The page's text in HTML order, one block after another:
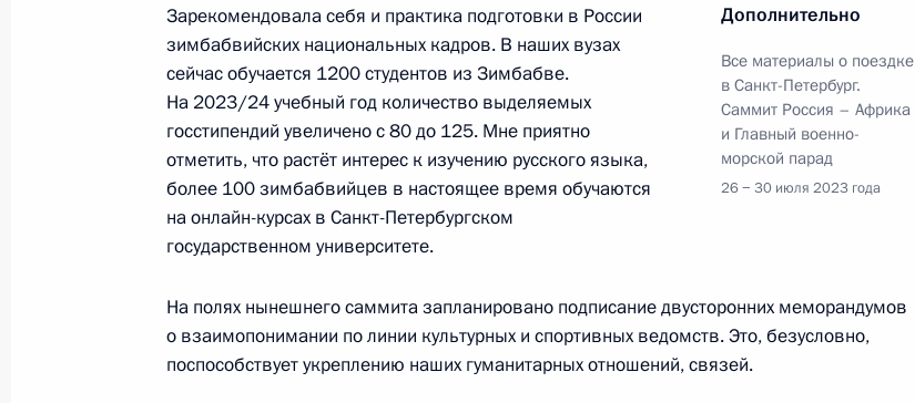
27 июля 2023 года, четверг
Встреча с Президентом Уганды Йовери Кагутой Мусевени
27 июля 2023 года, 19:40 Санкт-Петербург
6
Встреча с Президентом Зимбабве Эммерсоном Дамбудзо
27 июля 2023 года, 19:00 Санкт-Петербург
Дополнительно
Все материалы о поездке
в Санкт-Петербург.
Саммит Россия – Африка
и Главный военно-
морской парад
26 − 30 июля 2023 года
Зарекомендовала себя и практика подготовки в России
зимбабвийских национальных кадров. В наших вузах
сейчас обучается 1200 студентов из Зимбабве.
На 2023/24 учебный год количество выделяемых
госстипендий увеличено с 80 до 125. Мне приятно
отметить, что растёт интерес к изучению русского языка,
более 100 зимбабвийцев в настоящее время обучаются
на онлайн-курсах в Санкт-Петербургском
государственном университете.
На полях нынешнего саммита запланировано подписание двусторонних меморандумов
о взаимопонимании по линии культурных и спортивных ведомств. Это, безусловно,
поспособствует укреплению наших гуманитарных отношений, связей.